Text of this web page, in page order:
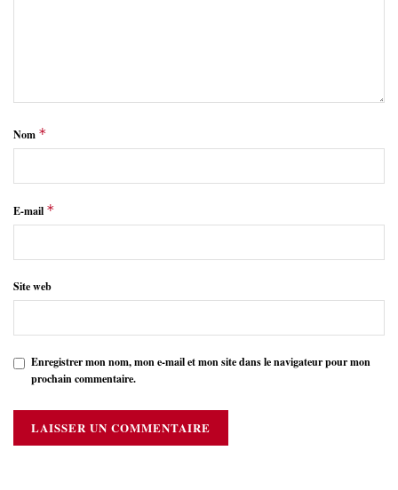
Nom *
E-mail *
Site web
Enregistrer mon nom, mon e-mail et mon site dans le navigateur pour mon
prochain commentaire.